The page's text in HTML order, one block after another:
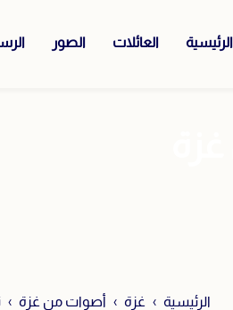
الرئيسية العائلات الصور
الرئيسية غزة أصوات من غزة